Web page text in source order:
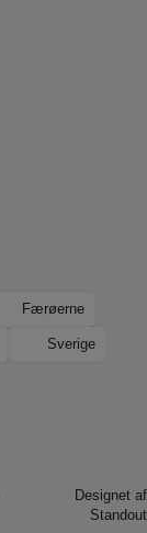
Færøerne
Sverige
Designet af
Standout